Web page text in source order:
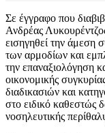
Σε έγγραφο που
Ανδρέας
εισηγηθεί την άμεση
των αρμοδίων και
την επαναξιολόγηση
οικονομικής
διαδικασιών και
στο ειδικό καθεστώς
νοσηλευτικής